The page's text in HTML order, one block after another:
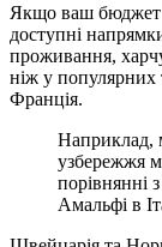
Якщо ваш бюджет
доступні
проживання,
ніж у популярних
Франція.
Наприклад,
узбережжя
порівнянні
Амальфі в